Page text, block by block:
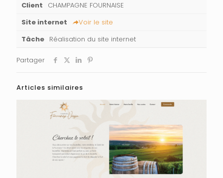
Client
CHAMPAGNE FOURNAISE
Site internet
Voir le site
Tâche Réalisation du site internet
Partager
Articles similaires